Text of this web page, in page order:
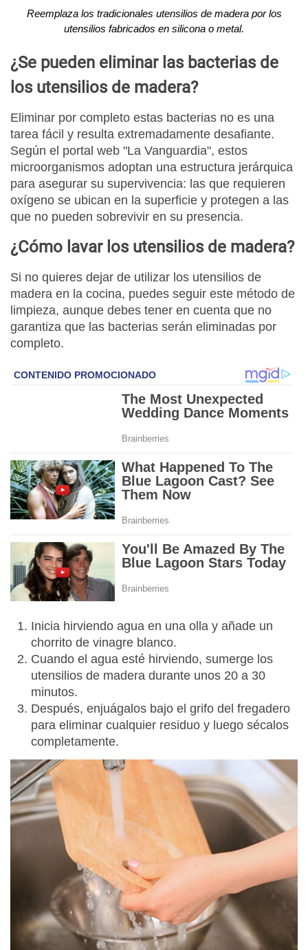
Reemplaza los tradicionales utensilios de madera por los
utensilios fabricados en silicona o metal.
¿Se pueden eliminar las bacterias de
los utensilios de madera?
Eliminar por completo estas bacterias no es una
tarea fácil y resulta extremadamente desafiante.
Según el portal web "La Vanguardia", estos
microorganismos adoptan una estructura jerárquica
para asegurar su supervivencia: las que requieren
oxígeno se ubican en la superficie y protegen a las
que no pueden sobrevivir en su presencia.
¿Cómo lavar los utensilios de madera?
Si no quieres dejar de utilizar los utensilios de
madera en la cocina, puedes seguir este método de
limpieza, aunque debes tener en cuenta que no
garantiza que las bacterias serán eliminadas por
completo.
Inicia hirviendo agua en una olla y añade un
chorrito de vinagre blanco.
Cuando el agua esté hirviendo, sumerge los
utensilios de madera durante unos 20 a 30
minutos.
Después, enjuágalos bajo el grifo del fregadero
para eliminar cualquier residuo y luego sécalos
completamente.